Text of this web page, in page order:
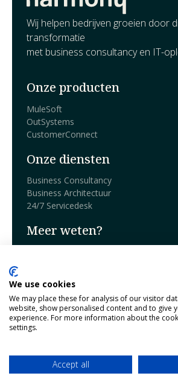
Wij helpen bedrijven groeien door
transformatie
met business consultancy en IT-
Onze producten
MuleSoft
OutSystems
CustomerConnect
Onze diensten
Business Consultancy
Business Architectuur
24/7 Servicedesk
Meer weten?
Over Harmony
Contact
Working @ Harmony
Follow us:
We use cookies
We may place these for analysis of our visitor
website, show personalised content and to give
experience. For more information about the
settings.
Accept all